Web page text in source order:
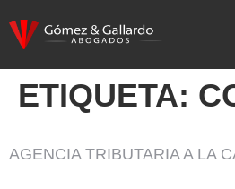
ETIQUETA:
AGENCIA TRIBUTARIA A LA